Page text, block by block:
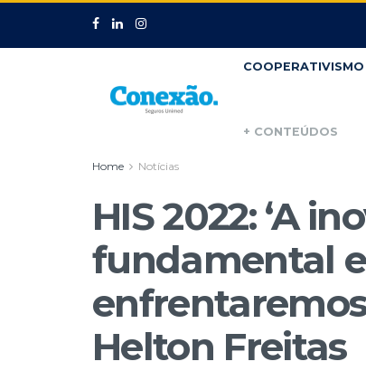
COOPERATIVISMO
+ CONTEÚDOS
Home Notícias
HIS 2022: ‘A
fundamental
enfrentaremos
Helton Freitas